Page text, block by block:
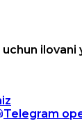
ilovani
Telegram